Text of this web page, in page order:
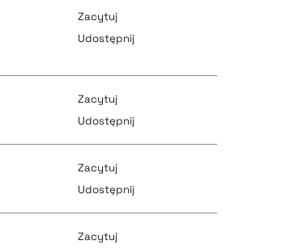
pobierz cytat
pobierz cytat
pobierz cytat
Zacytuj
Udostępnij
pobierz cytat
Zacytuj
Udostępnij
pobierz cytat
Zacytuj
Udostępnij
Zacytuj